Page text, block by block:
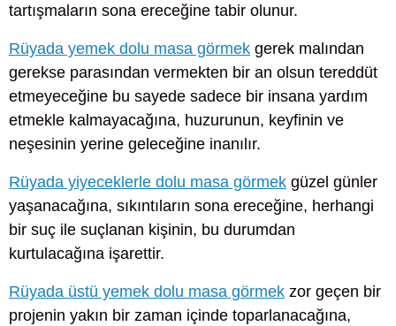
tartışmaların sona ereceğine tabir olunur.
Rüyada yemek dolu masa görmek gerek malından
gerekse parasından vermekten bir an olsun tereddüt
etmeyeceğine bu sayede sadece bir insana yardım
etmekle kalmayacağına, huzurunun, keyfinin ve
neşesinin yerine geleceğine inanılır.
Rüyada yiyeceklerle dolu masa görmek güzel günler
yaşanacağına, sıkıntıların sona ereceğine, herhangi
bir suç ile suçlanan kişinin, bu durumdan
kurtulacağına işarettir.
Rüyada üstü yemek dolu masa görmek zor geçen bir
projenin yakın bir zaman içinde toparlanacağına,